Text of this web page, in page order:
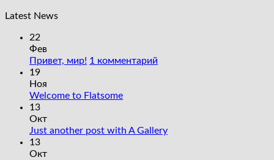
Latest News
22
Фев
Привет, мир! 1 комментарий
19
Ноя
Welcome to FlatsomeКомментариев
Welcome
13
Окт
Just another post with A GalleryКомментариев
13
Окт